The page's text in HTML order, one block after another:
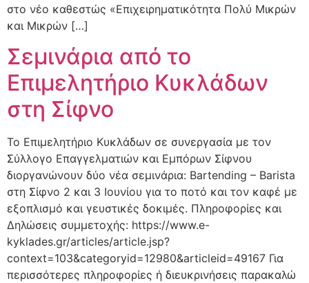
στο νέο καθεστώς «Επιχειρηματικότητα Πολύ Μικρών
και Μικρών […]
Σεμινάρια από το
Επιμελητήριο Κυκλάδων
στη Σίφνο
Το Επιμελητήριο Κυκλάδων σε συνεργασία με τον
Σύλλογο Επαγγελματιών και Εμπόρων Σίφνου
διοργανώνουν δύο νέα σεμινάρια: Bartending – Barista
στη Σίφνο 2 και 3 Ιουνίου για το ποτό και τον καφέ με
εξοπλισμό και γευστικές δοκιμές. Πληροφορίες και
Δηλώσεις συμμετοχής: https://www.e-
kyklades.gr/articles/article.jsp?
context=103&categoryid=12980&articleid=49167 Για
περισσότερες πληροφορίες ή διευκρινήσεις παρακαλώ